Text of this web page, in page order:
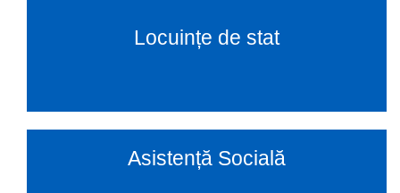
Locuințe de stat
Asistență Socială